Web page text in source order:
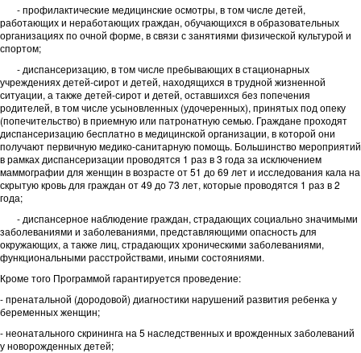
- профилактические медицинские осмотры, в том числе детей,
работающих и неработающих граждан, обучающихся в образовательных
организациях по очной форме, в связи с занятиями физической культурой и
спортом;
- диспансеризацию, в том числе пребывающих в стационарных
учреждениях детей-сирот и детей, находящихся в трудной жизненной
ситуации, а также детей-сирот и детей, оставшихся без попечения
родителей, в том числе усыновленных (удочеренных), принятых под опеку
(попечительство) в приемную или патронатную семью. Граждане проходят
диспансеризацию бесплатно в медицинской организации, в которой они
получают первичную медико-санитарную помощь. Большинство мероприятий
в рамках диспансеризации проводятся 1 раз в 3 года за исключением
маммографии для женщин в возрасте от 51 до 69 лет и исследования кала на
скрытую кровь для граждан от 49 до 73 лет, которые проводятся 1 раз в 2
года;
- диспансерное наблюдение граждан, страдающих социально значимыми
заболеваниями и заболеваниями, представляющими опасность для
окружающих, а также лиц, страдающих хроническими заболеваниями,
функциональными расстройствами, иными состояниями.
Кроме того Программой гарантируется проведение:
- пренатальной (дородовой) диагностики нарушений развития ребенка у
беременных женщин;
- неонатального скрининга на 5 наследственных и врожденных заболеваний
у новорожденных детей;